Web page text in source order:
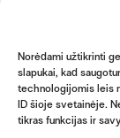
Norėdami užtikrinti
slapukai, kad
technologijomis leis
ID šioje svetainėje.
tikras funkcijas ir
ir muziejais,
skirti apie
150–250